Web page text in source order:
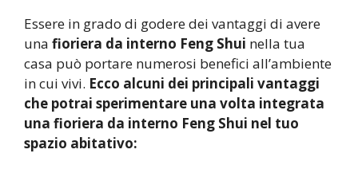
Essere in grado di godere dei vantaggi di avere
una fioriera da interno Feng Shui nella tua
casa può portare numerosi benefici all’ambiente
in cui vivi. Ecco alcuni dei principali vantaggi
che potrai sperimentare una volta integrata
una fioriera da interno Feng Shui nel tuo
spazio abitativo: